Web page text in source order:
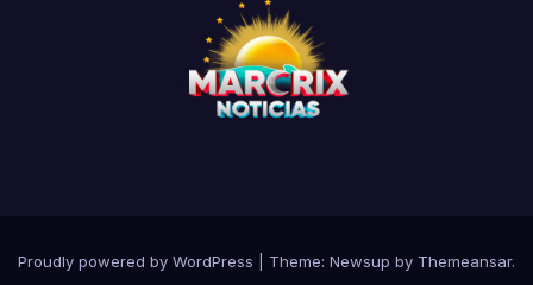
Proudly powered by WordPress Theme: Newsup by Themeansar.